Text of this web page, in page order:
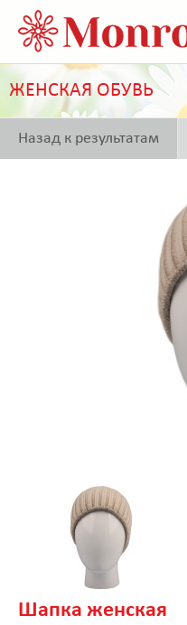
ЖЕНСКАЯ ОБУВЬ
Назад к результатам
Шапка женская